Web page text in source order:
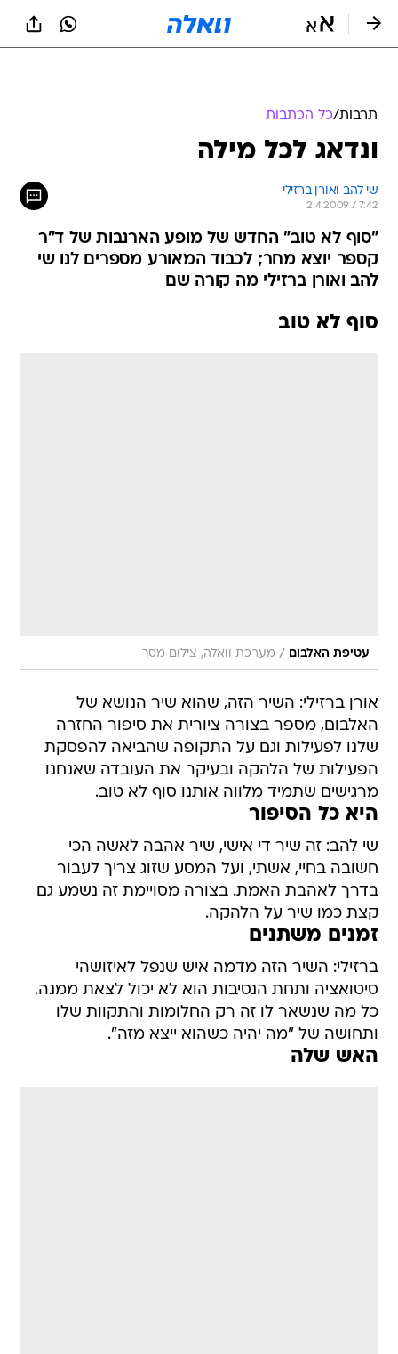
תרבות/כל הכתבות
ונדאג לכל מילה
שי להב ואורן ברזילי
2.4.2009 / 7:42
"סוף לא טוב" החדש של מופע הארנבות של ד"ר
קספר יוצא מחר; לכבוד המאורע מספרים לנו שי
להב ואורן ברזילי מה קורה שם
סוף לא טוב
עטיפת האלבום / מערכת וואלה, צילום מסך
אורן ברזילי: השיר הזה, שהוא שיר הנושא של
האלבום, מספר בצורה ציורית את סיפור החזרה
שלנו לפעילות וגם על התקופה שהביאה להפסקת
הפעילות של הלהקה ובעיקר את העובדה שאנחנו
מרגישים שתמיד מלווה אותנו סוף לא טוב.
היא כל הסיפור
שי להב: זה שיר די אישי, שיר אהבה לאשה הכי
חשובה בחיי, אשתי, ועל המסע שזוג צריך לעבור
בדרך לאהבת האמת. בצורה מסויימת זה נשמע גם
קצת כמו שיר על הלהקה.
זמנים משתנים
ברזילי: השיר הזה מדמה איש שנפל לאיזושהי
סיטואציה ותחת הנסיבות הוא לא יכול לצאת ממנה.
כל מה שנשאר לו זה רק החלומות והתקוות שלו
ותחושה של "מה יהיה כשהוא ייצא מזה".
האש שלה